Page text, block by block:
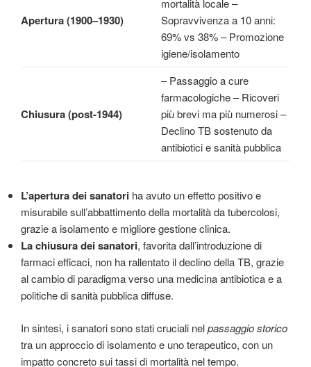
Apertura (1900–1930)
mortalità locale –
Sopravvivenza a 10 anni:
69% vs 38% – Promozione
igiene/isolamento
Chiusura (post-1944)
– Passaggio a cure
farmacologiche – Ricoveri
più brevi ma più numerosi –
Declino TB sostenuto da
antibiotici e sanità pubblica
L’apertura dei sanatori ha avuto un effetto positivo e
misurabile sull’abbattimento della mortalità da tubercolosi,
grazie a isolamento e migliore gestione clinica.
La chiusura dei sanatori, favorita dall’introduzione di
farmaci efficaci, non ha rallentato il declino della TB, grazie
al cambio di paradigma verso una medicina antibiotica e a
politiche di sanità pubblica diffuse.
In sintesi, i sanatori sono stati cruciali nelpassaggio storico
tra un approccio di isolamento e uno terapeutico, con un
impatto concreto sui tassi di mortalità nel tempo.